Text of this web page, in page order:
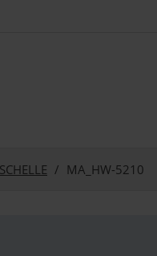
MA_HW-5210